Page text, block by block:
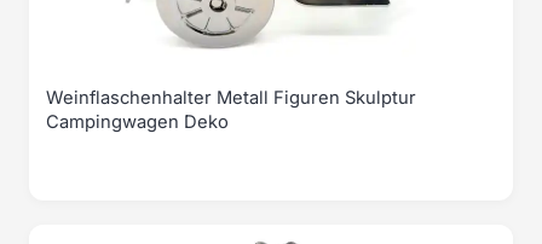
Weinflaschenhalter Metall Figuren Skulptur
Campingwagen Deko